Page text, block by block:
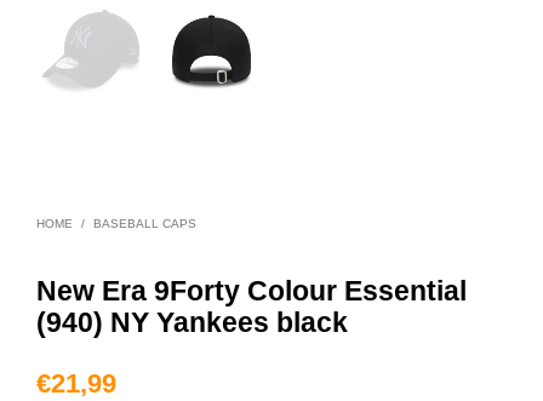
HOME / BASEBALL CAPS
New Era 9Forty Colour Essential
(940) NY Yankees black
€21,99